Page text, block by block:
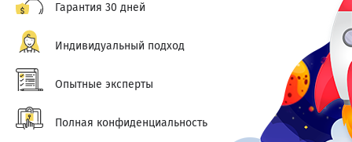
Гарантия 30 дней
Индивидуальный подход
Опытные эксперты
Полная конфиденциальность